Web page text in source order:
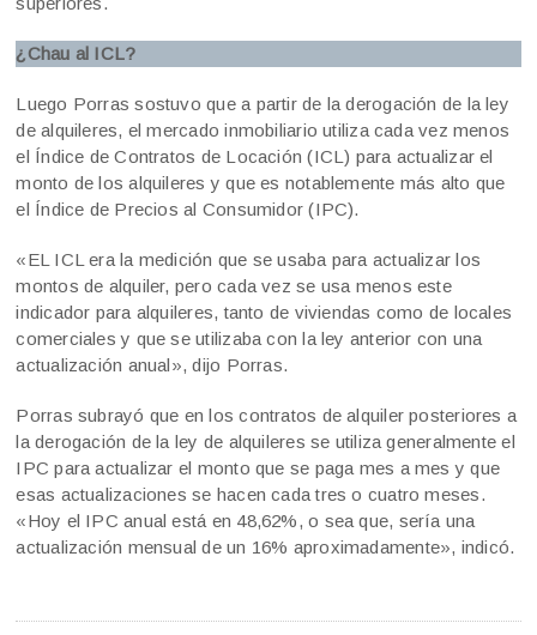
¿Chau al ICL?
Luego Porras sostuvo que a partir de la derogación de la ley
de alquileres, el mercado inmobiliario utiliza cada vez menos
el Índice de Contratos de Locación (ICL) para actualizar el
monto de los alquileres y que es notablemente más alto que
el Índice de Precios al Consumidor (IPC).
«EL ICL era la medición que se usaba para actualizar los
montos de alquiler, pero cada vez se usa menos este
indicador para alquileres, tanto de viviendas como de locales
comerciales y que se utilizaba con la ley anterior con una
actualización anual», dijo Porras.
Porras subrayó que en los contratos de alquiler posteriores a
la derogación de la ley de alquileres se utiliza generalmente el
IPC para actualizar el monto que se paga mes a mes y que
esas actualizaciones se hacen cada tres o cuatro meses.
«Hoy el IPC anual está en 48,62%, o sea que, sería una
actualización mensual de un 16% aproximadamente», indicó.